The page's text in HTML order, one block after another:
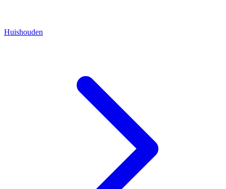
Huishouden